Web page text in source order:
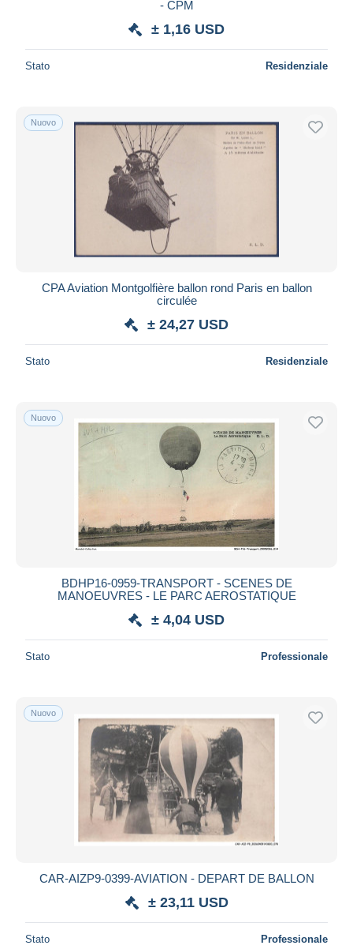
- CPM
± 1,16 USD
Stato Residenziale
Nuovo
CPA Aviation Montgolfière ballon rond Paris en ballon
circulée
± 24,27 USD
Stato Residenziale
Nuovo
BDHP16-0959-TRANSPORT - SCENES DE
MANOEUVRES - LE PARC AEROSTATIQUE
± 4,04 USD
Stato Professionale
Nuovo
CAR-AIZP9-0399-AVIATION - DEPART DE BALLON
± 23,11 USD
Stato Professionale